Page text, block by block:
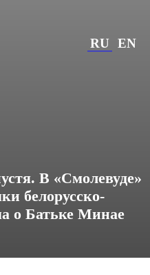
RU EN
В «Смолевуде»
белорусско-
о Батьке Минае